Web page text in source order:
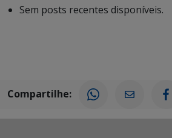
Sem posts recentes disponíveis.
Compartilhe: